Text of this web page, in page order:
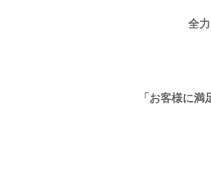
全
「お客様に